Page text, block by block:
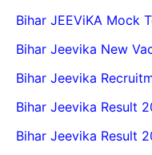
Bihar JEEViKA Mock
Bihar Jeevika New
Bihar Jeevika
Bihar Jeevika Result
Bihar Jeevika Result